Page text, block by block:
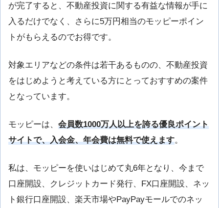
が完了すると、不動産投資に関する有益な情報が手に
入るだけでなく、さらに5万円相当のモッピーポイン
トがもらえるのでお得です。
対象エリアなどの条件は若干あるものの、不動産投資
をはじめようと考えている方にとっておすすめの案件
となっています。
モッピーは、 会員数1000万人以上を誇る優良ポイント
サイトで、入会金、年会費は無料で使えます。
私は、モッピーを使いはじめて丸6年となり、今まで
口座開設、クレジットカード発行、FX口座開設、ネッ
ト銀行口座開設、楽天市場やPayPayモールでのネッ